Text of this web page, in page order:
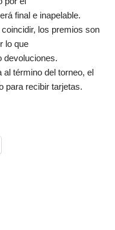
final e inapelable.
los premios son
lo que
devoluciones.
término del torneo, el
para recibir tarjetas.